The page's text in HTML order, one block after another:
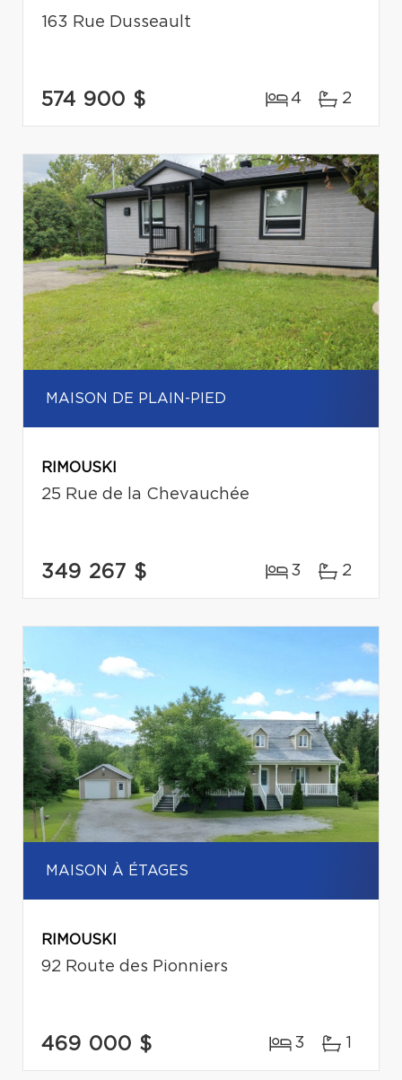
163 Rue Dusseault
574 900 $ 4 2
MAISON DE PLAIN-PIED
RIMOUSKI
25 Rue de la Chevauchée
349 267 $ 3 2
MAISON À ÉTAGES
RIMOUSKI
92 Route des Pionniers
469 000 $ 3 1